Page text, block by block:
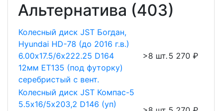
Альтернатива (403)
Колесный диск JST Богдан,
Hyundai HD-78 (до 2016 г.в.)
6.00х17.5/6х222.25 D164
12мм ET135 (под футорку)
серебристый с вент.
>8 шт. 5 270 ₽
Колесный диск JST Компас-5
5.5х16/5х203,2 D146 (уп)